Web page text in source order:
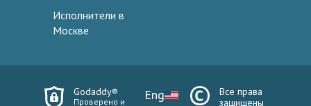
Исполнители в
Москве
Godaddy®
Проверено и Eng
Все права
защищены